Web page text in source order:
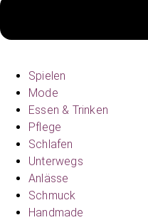
Spielen
Mode
Essen & Trinken
Pflege
Schlafen
Unterwegs
Anlässe
Schmuck
Handmade